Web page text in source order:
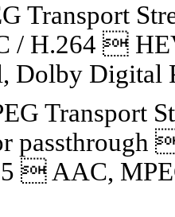
Transport
/ H.264 
Dolby Digital
Transport
 AAC,